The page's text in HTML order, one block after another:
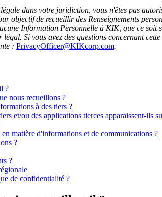
dans votre juridiction, vous n'êtes pas
objectif de recueillir des Renseignements
Information Personnelle à KIK, que ce
légal. Si vous avez des questions concernant
: PrivacyOfficer@KIKcorp.com.
?
nous recueillons ?
à des tiers ?
et/ou des applications tierces apparaissent-ils
matière d'informations et de communications ?
?
?
de confidentialité ?